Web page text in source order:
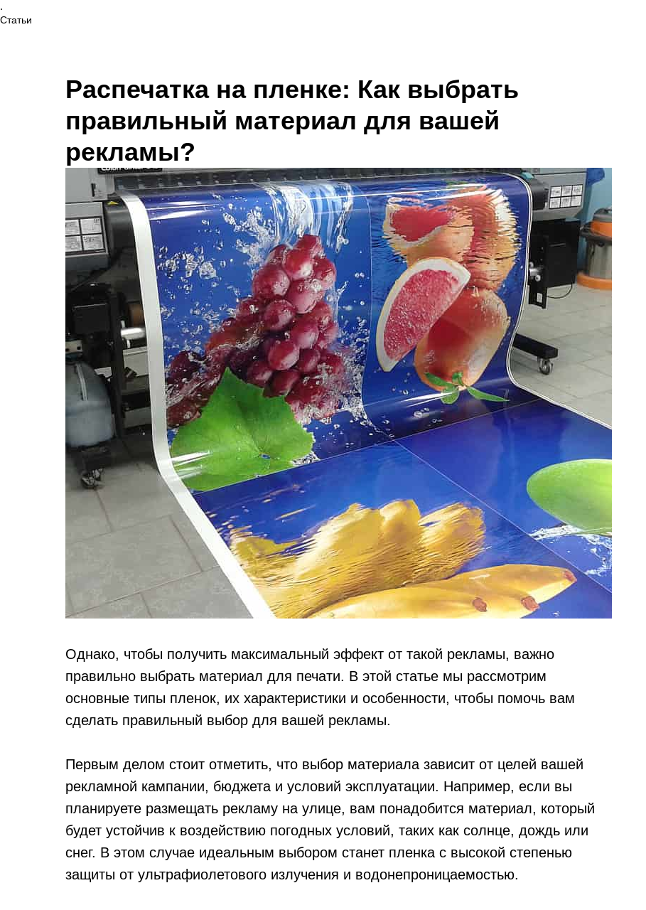
.
Статьи
Распечатка на пленке: Как выбрать
правильный материал для вашей
рекламы?
Однако, чтобы получить максимальный эффект от такой рекламы, важно
правильно выбрать материал для печати. В этой статье мы рассмотрим
основные типы пленок, их характеристики и особенности, чтобы помочь вам
сделать правильный выбор для вашей рекламы.
Первым делом стоит отметить, что выбор материала зависит от целей вашей
рекламной кампании, бюджета и условий эксплуатации. Например, если вы
планируете размещать рекламу на улице, вам понадобится материал, который
будет устойчив к воздействию погодных условий, таких как солнце, дождь или
снег. В этом случае идеальным выбором станет пленка с высокой степенью
защиты от ультрафиолетового излучения и водонепроницаемостью.